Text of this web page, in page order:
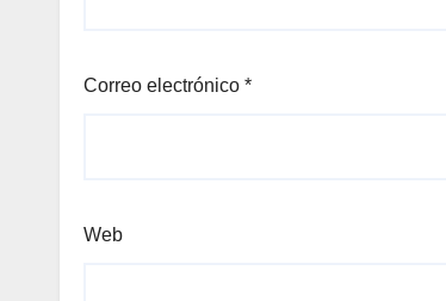
Correo electrónico *
Web